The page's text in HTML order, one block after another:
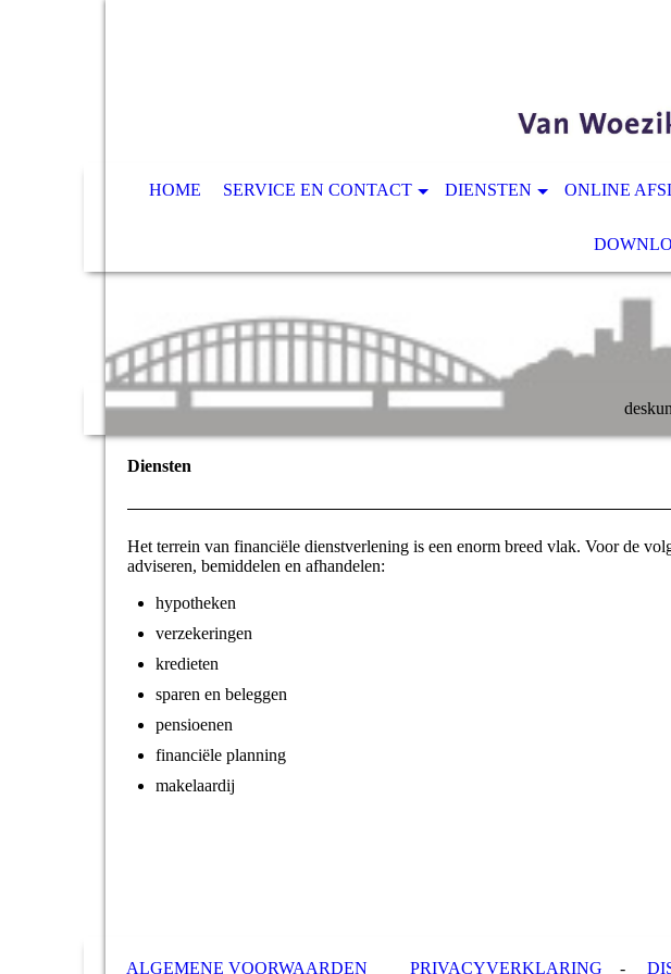
HOME SERVICE EN CONTACT DIENSTEN ONLINE
Diensten
Het terrein van financiële dienstverlening is een enorm breed vlak. Voor de
adviseren, bemiddelen en afhandelen:
hypotheken
verzekeringen
kredieten
sparen en beleggen
pensioenen
financiële planning
makelaardij
ALGEMENE VOORWAARDEN PRIVACYVERKLARING -